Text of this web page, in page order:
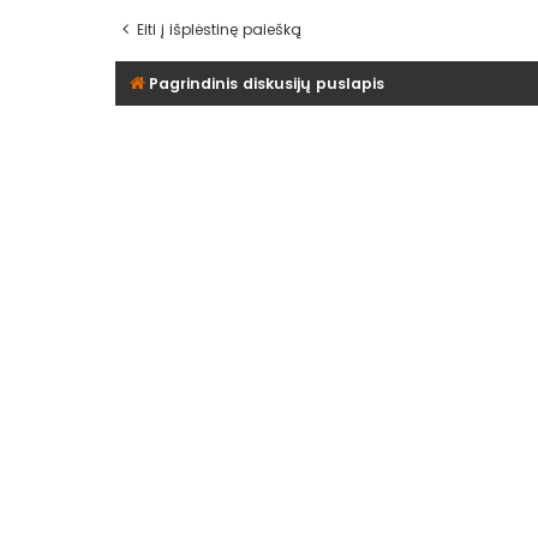
Eiti į išplėstinę paiešką
Pagrindinis diskusijų puslapis